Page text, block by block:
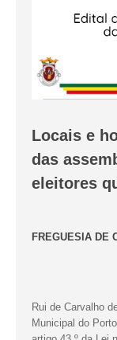
SECRETARIA
CEMITÉRIO
RECENSEAMENTO
ATESTADOS
EMPREGO (GIP)
CONTACTOS
Locais e
das
eleitores
FREGUESIA DE
Rui de Carvalho
Municipal do